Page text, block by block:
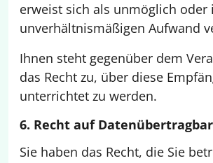
erweist sich als unmöglich oder
unverhältnismäßigen Aufwand
Ihnen steht gegenüber dem
das Recht zu, über diese
unterrichtet zu werden.
6. Recht auf
Sie haben das Recht, die Sie